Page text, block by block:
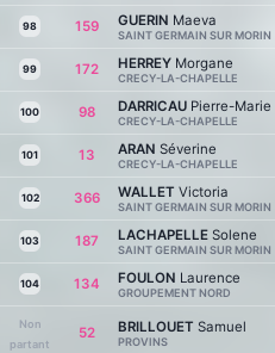
98 159 GUERIN Maeva
SAINT GERMAIN SUR MORIN
99 172 HERREY Morgane
CRECY-LA-CHAPELLE
100 98 DARRICAU Pierre-Marie
CRECY-LA-CHAPELLE
101 13 ARAN Séverine
CRECY-LA-CHAPELLE
102 366 WALLET Victoria
SAINT GERMAIN SUR MORIN
103 187 LACHAPELLE Solene
SAINT GERMAIN SUR MORIN
104 134 FOULON Laurence
GROUPEMENT NORD
Non
partant
52 BRILLOUET Samuel
PROVINS